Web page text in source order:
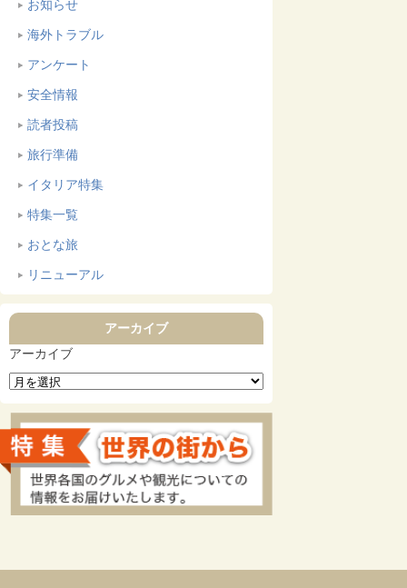
お知らせ
海外トラブル
アンケート
安全情報
読者投稿
旅行準備
イタリア特集
特集一覧
おとな旅
リニューアル
アーカイブ
アーカイブ